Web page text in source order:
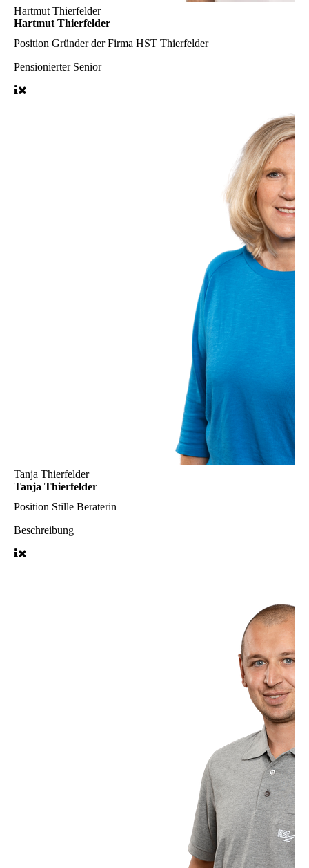
Hartmut Thierfelder
Hartmut Thierfelder
Position Gründer der Firma HST Thierfelder
Pensionierter Senior
Tanja Thierfelder
Tanja Thierfelder
Position Stille Beraterin
Beschreibung